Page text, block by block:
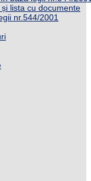
lista cu documente
nr.544/2001